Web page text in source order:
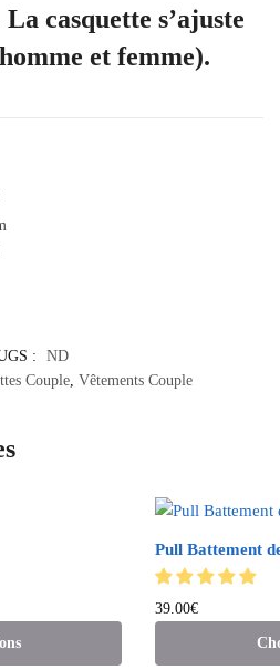
casquette s’ajuste
et femme).
:
ND
Couple, Vêtements Couple
Pull Battement
39.00€